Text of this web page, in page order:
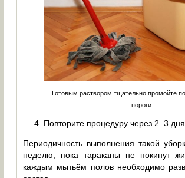
Готовым раствором тщательно промойте
пороги
Повторите процедуру через 2–3 дня.
Периодичность выполнения такой
неделю, пока тараканы не покинут
каждым мытьём полов необходимо